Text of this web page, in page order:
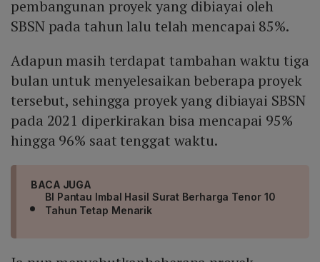
pembangunan proyek yang dibiayai oleh
SBSN pada tahun lalu telah mencapai 85%.
Adapun masih terdapat tambahan waktu tiga
bulan untuk menyelesaikan beberapa proyek
tersebut, sehingga proyek yang dibiayai SBSN
pada 2021 diperkirakan bisa mencapai 95%
hingga 96% saat tenggat waktu.
BACA JUGA
BI Pantau Imbal Hasil Surat Berharga Tenor 10
Tahun Tetap Menarik